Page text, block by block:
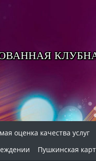
оценка качества услуг
Пушкинская